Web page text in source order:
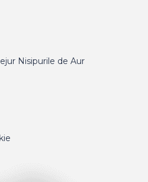
Nisipurile de Aur